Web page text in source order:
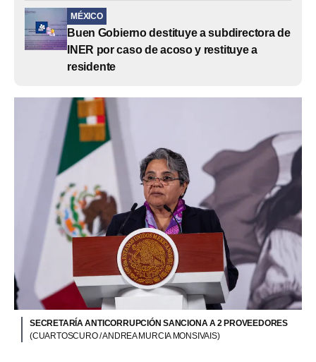
MÉXICO
Buen Gobierno destituye a subdirectora de
INER por caso de acoso y restituye a
residente
SECRETARÍA ANTICORRUPCIÓN SANCIONA A 2 PROVEEDORES
(CUARTOSCURO / ANDREA MURCIA MONSIVAIS)